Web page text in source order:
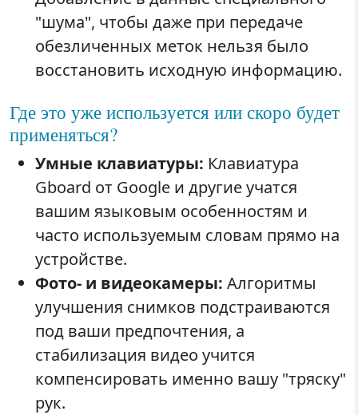
"шума", чтобы даже при передаче
обезличенных меток нельзя было
восстановить исходную информацию.
Где это уже используется или скоро будет
применяться?
Умные клавиатуры: Клавиатура
Gboard от Google и другие учатся
вашим языковым особенностям и
часто используемым словам прямо на
устройстве.
Фото- и видеокамеры: Алгоритмы
улучшения снимков подстраиваются
под ваши предпочтения, а
стабилизация видео учится
компенсировать именно вашу "тряску"
рук.